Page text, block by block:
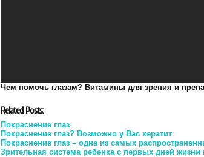
Чем помочь глазам? Витамины для зрения и
Related Posts:
Покраснение глаз
Покраснение глаз? Возможно у Вас кератит
Покраснение глаз – одна из самых
Зрительная система ребенка с первых дней жизни